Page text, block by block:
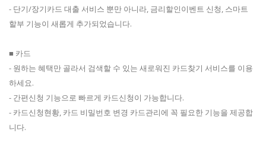
- 단기/장기카드 대출 서비스 뿐만 아니라, 금리할인이벤트 신청, 스마트
할부 기능이 새롭게 추가되었습니다.
■ 카드
- 원하는 혜택만 골라서 검색할 수 있는 새로워진 카드찾기 서비스를 이용
하세요.
- 간편신청 기능으로 빠르게 카드신청이 가능합니다.
- 카드신청현황, 카드 비밀번호 변경 카드관리에 꼭 필요한 기능을 제공합
니다.